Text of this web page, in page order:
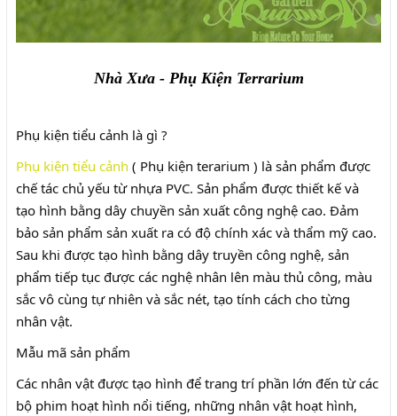
Nhà Xưa - Phụ Kiện Terrarium
Phụ kiện tiểu cảnh là gì ?
Phụ kiện tiểu cảnh ( Phụ kiện terarium ) là sản phẩm được
chế tác chủ yếu từ nhựa PVC. Sản phẩm được thiết kế và
tạo hình bằng dây chuyền sản xuất công nghệ cao. Đảm
bảo sản phẩm sản xuất ra có độ chính xác và thẩm mỹ cao.
Sau khi được tạo hình bằng dây truyền công nghệ, sản
phẩm tiếp tục được các nghệ nhân lên màu thủ công, màu
sắc vô cùng tự nhiên và sắc nét, tạo tính cách cho từng
nhân vật.
Mẫu mã sản phẩm
Các nhân vật được tạo hình để trang trí phần lớn đến từ các
bộ phim hoạt hình nổi tiếng, những nhân vật hoạt hình,